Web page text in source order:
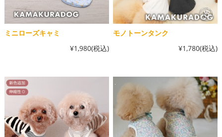
ミニローズキャミ
¥1,980(税込)
モノトーンタンク
¥1,780(税込)